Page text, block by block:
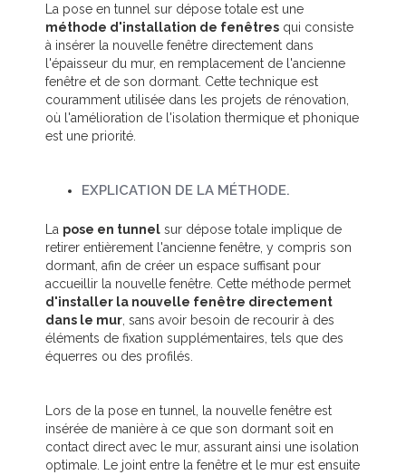
La pose en tunnel sur dépose totale est une
méthode d'installation de fenêtres qui consiste
à insérer la nouvelle fenêtre directement dans
l'épaisseur du mur, en remplacement de l'ancienne
fenêtre et de son dormant. Cette technique est
couramment utilisée dans les projets de rénovation,
où l'amélioration de l'isolation thermique et phonique
est une priorité.
EXPLICATION DE LA MÉTHODE.
La pose en tunnel sur dépose totale implique de
retirer entièrement l'ancienne fenêtre, y compris son
dormant, afin de créer un espace suffisant pour
accueillir la nouvelle fenêtre. Cette méthode permet
d'installer la nouvelle fenêtre directement
dans le mur, sans avoir besoin de recourir à des
éléments de fixation supplémentaires, tels que des
équerres ou des profilés.
Lors de la pose en tunnel, la nouvelle fenêtre est
insérée de manière à ce que son dormant soit en
contact direct avec le mur, assurant ainsi une isolation
optimale. Le joint entre la fenêtre et le mur est ensuite